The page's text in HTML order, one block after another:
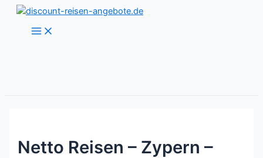
Zum
springen
Main
Menu
Netto Reisen – Zypern –